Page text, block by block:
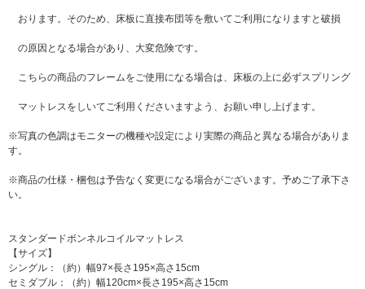
おります。そのため、床板に直接布団等を敷いてご利用になりますと破損
の原因となる場合があり、大変危険です。
こちらの商品のフレームをご使用になる場合は、床板の上に必ずスプリング
マットレスをしいてご利用くださいますよう、お願い申し上げます。
※写真の色調はモニターの機種や設定により実際の商品と異なる場合がありま
す。
※商品の仕様・梱包は予告なく変更になる場合がございます。予めご了承下さ
い。
スタンダードボンネルコイルマットレス
【サイズ】
シングル：（約）幅97×長さ195×高さ15cm
セミダブル：（約）幅120cm×長さ195×高さ15cm